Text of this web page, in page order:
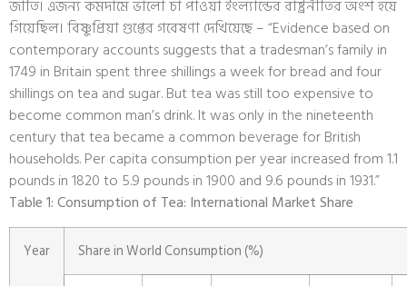
জাতি। এজন্য কমদামে ভালো চা পাওয়া ইংল্যান্ডের রাষ্ট্রনীতির অংশ হয়ে
গিয়েছিল। বিষ্ণুপ্রিয়া গুপ্তের গবেষণা দেখিয়েছে – “Evidence based on
contemporary accounts suggests that a tradesman’s family in
1749 in Britain spent three shillings a week for bread and four
shillings on tea and sugar. But tea was still too expensive to
become common man’s drink. It was only in the nineteenth
century that tea became a common beverage for British
households. Per capita consumption per year increased from 1.1
pounds in 1820 to 5.9 pounds in 1900 and 9.6 pounds in 1931.”
Table 1: Consumption of Tea: International Market Share
Year Share in World Consumption (%)